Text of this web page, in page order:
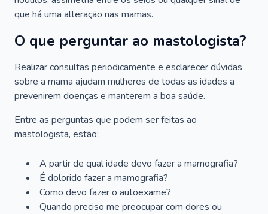
que há uma alteração nas mamas.
O que perguntar ao mastologista?
Realizar consultas periodicamente e esclarecer dúvidas
sobre a mama ajudam mulheres de todas as idades a
prevenirem doenças e manterem a boa saúde.
Entre as perguntas que podem ser feitas ao
mastologista, estão:
A partir de qual idade devo fazer a mamografia?
É dolorido fazer a mamografia?
Como devo fazer o autoexame?
Quando preciso me preocupar com dores ou